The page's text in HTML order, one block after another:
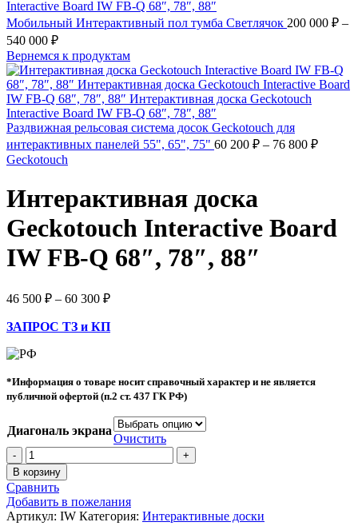
Мобильный Интерактивный пол тумба Светлячок 200 000 ₽ –
540 000 ₽
Вернемся к продуктам
Раздвижная рельсовая система досок Geckotouch для
интерактивных панелей 55", 65", 75" 60 200 ₽ – 76 800 ₽
Geckotouch
Интерактивная доска
Geckotouch Interactive Board
IW FB-Q 68″, 78″, 88″
46 500 ₽ – 60 300 ₽
ЗАПРОС ТЗ и КП
*Информация о товаре носит справочный характер и не является
публичной офертой (п.2 ст. 437 ГК РФ)
Диагональ экрана
Очистить
В корзину
Сравнить
Добавить в пожелания
Артикул: IW Категория: Интерактивные доски